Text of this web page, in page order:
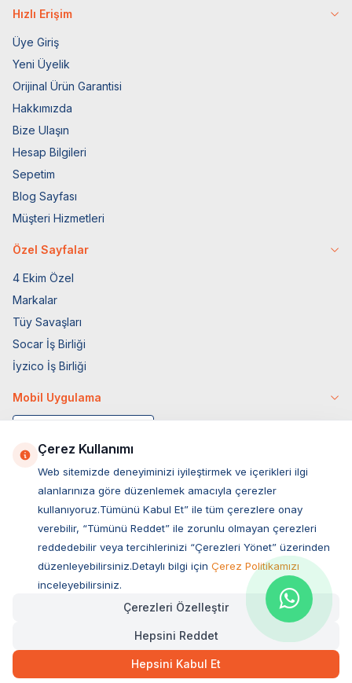
Hızlı Erişim
Üye Giriş
Yeni Üyelik
Orijinal Ürün Garantisi
Hakkımızda
Bize Ulaşın
Hesap Bilgileri
Sepetim
Blog Sayfası
Müşteri Hizmetleri
Özel Sayfalar
4 Ekim Özel
Markalar
Tüy Savaşları
Socar İş Birliği
İyzico İş Birliği
Mobil Uygulama
Müşteri Hizmetleri
Sıkça Sorulan Sorular
Ovacık Mah. Hacıoğlu Sok. No:13 Başiskele / KOCAELİ
Müşteri Destek Hattı
Çerez Kullanımı
Web sitemizde deneyiminizi iyileştirmek ve içerikleri ilgi
alanlarınıza göre düzenlemek amacıyla çerezler
kullanıyoruz.Tümünü Kabul Et” ile tüm çerezlere onay
verebilir, “Tümünü Reddet” ile zorunlu olmayan çerezleri
reddedebilir veya tercihlerinizi “Çerezleri Yönet” üzerinden
düzenleyebilirsiniz.Detaylı bilgi için Çerez Politikamızı
inceleyebilirsiniz.
Çerezleri Özelleştir
Hepsini Reddet
Hepsini Kabul Et